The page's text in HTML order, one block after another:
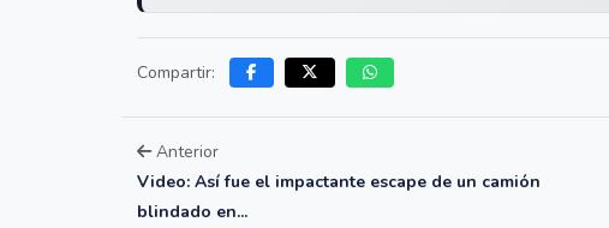
Compartir:
Anterior
Video: Así fue el impactante escape de un camión
blindado en...